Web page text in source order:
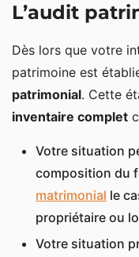
L’audit
Dès lors que votre
patrimoine est
patrimonial. Cette
inventaire complet
Votre situation
composition du
matrimonial le
propriétaire ou
Votre situation